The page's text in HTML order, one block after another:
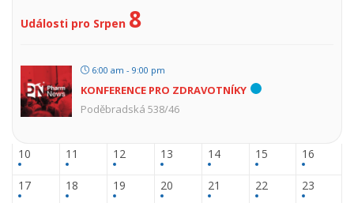
Události pro Srpen 8
6:00 am - 9:00 pm
KONFERENCE PRO ZDRAVOTNÍKY
Poděbradská 538/46
10 11 12 13 14 15 16
17 18 19 20 21 22 23